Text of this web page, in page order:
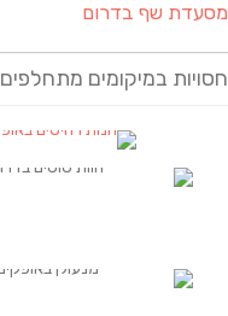
מסעדת שף בדרום
חסויות במיקומים מתחלפים